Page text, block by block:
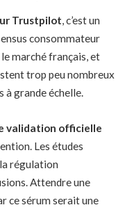
Trustpilot, c’est un
consommateur
marché français, et
trop peu nombreux
à grande échelle.
validation officielle
Les études
régulation
Attendre une
ce sérum serait une